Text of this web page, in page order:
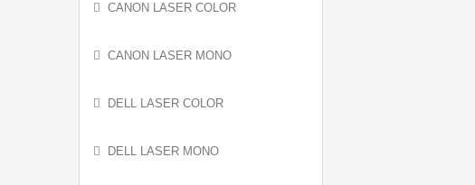
CANON LASER COLOR
CANON LASER MONO
DELL LASER COLOR
DELL LASER MONO